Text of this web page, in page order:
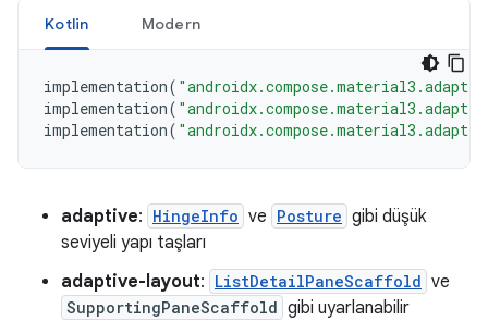
Kotlin Modern
implementation(
implementation(
implementation(
adaptive: HingeInfo ve Posture gibi düşük
seviyeli yapı taşları
adaptive-layout: ListDetailPaneScaffold ve
SupportingPaneScaffold gibi uyarlanabilir